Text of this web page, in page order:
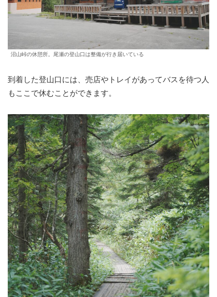
沼山峠の休憩所。尾瀬の登山口は整備が行き届いている
到着した登山口には、売店やトレイがあってバスを待つ人
もここで休むことができます。